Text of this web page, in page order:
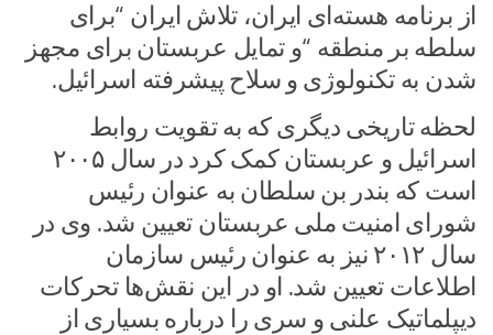
از برنامه هسته‌ای ایران، تلاش ایران “برای
سلطه بر منطقه “و تمایل عربستان برای مجهز
شدن به تکنولوژی و سلاح پیشرفته اسرائیل.
لحظه تاریخی دیگری که به تقویت روابط
اسرائیل و عربستان کمک کرد در سال ۲۰۰۵
است که بندر بن سلطان به عنوان رئیس
شورای امنیت ملی عربستان تعیین شد. وی در
سال ۲۰۱۲ نیز به عنوان رئیس سازمان
اطلاعات تعیین شد. او در این نقش‌ها تحرکات
دیپلماتیک علنی و سری را درباره بسیاری از